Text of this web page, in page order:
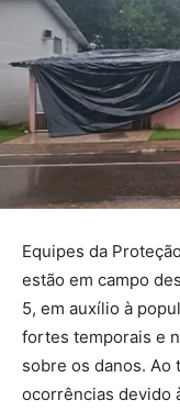
Equipes da
estão em campo
5, em auxílio à
fortes temporais e
sobre os danos. Ao
ocorrências devido